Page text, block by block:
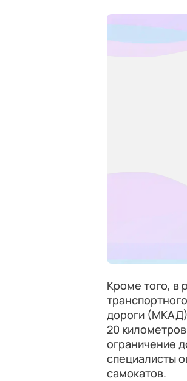
Кроме того, в
дороги
20
ограничение
специалисты
самокатов.